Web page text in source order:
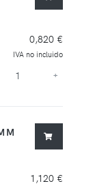
0,820 €
IVA no incluido
+
1,120 €